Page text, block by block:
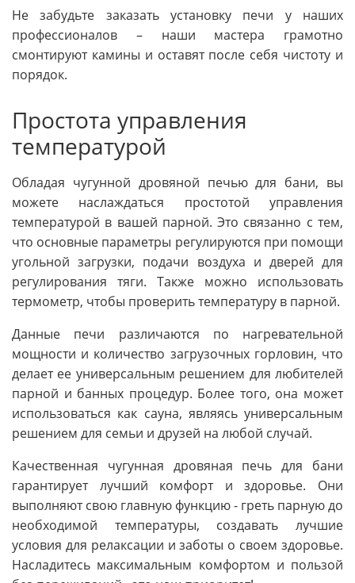
Не забудьте заказать установку печи у наших
профессионалов – наши мастера грамотно
смонтируют камины и оставят после себя чистоту и
порядок.
Простота управления
температурой
Обладая чугунной дровяной печью для бани, вы
можете наслаждаться простотой управления
температурой в вашей парной. Это связанно с тем,
что основные параметры регулируются при помощи
угольной загрузки, подачи воздуха и дверей для
регулирования тяги. Также можно использовать
термометр, чтобы проверить температуру в парной.
Данные печи различаются по нагревательной
мощности и количество загрузочных горловин, что
делает ее универсальным решением для любителей
парной и банных процедур. Более того, она может
использоваться как сауна, являясь универсальным
решением для семьи и друзей на любой случай.
Качественная чугунная дровяная печь для бани
гарантирует лучший комфорт и здоровье. Они
выполняют свою главную функцию - греть парную до
необходимой температуры, создавать лучшие
условия для релаксации и заботы о своем здоровье.
Насладитесь максимальным комфортом и пользой